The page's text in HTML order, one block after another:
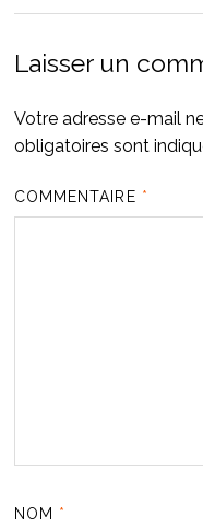
Laisser un
Votre adresse e-mail
obligatoires sont
COMMENTAIRE *
NOM *